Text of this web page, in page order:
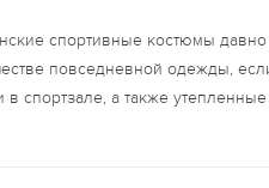
спортивные костюмы
повседневной одежды,
в спортзале, а также